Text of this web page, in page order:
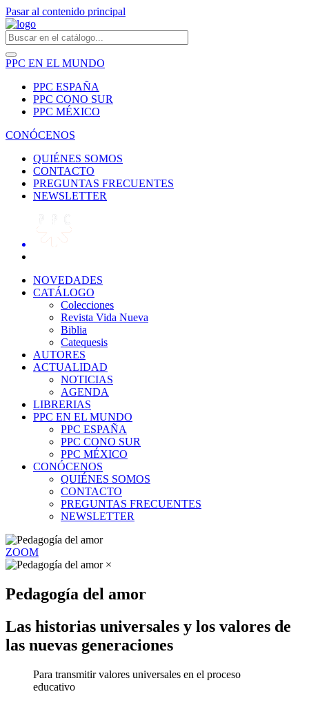
Pasar al contenido principal
PPC EN EL MUNDO
PPC ESPAÑA
PPC CONO SUR
PPC MÉXICO
CONÓCENOS
QUIÉNES SOMOS
CONTACTO
PREGUNTAS FRECUENTES
NEWSLETTER
NOVEDADES
CATÁLOGO
Colecciones
Revista Vida Nueva
Biblia
Catequesis
AUTORES
ACTUALIDAD
NOTICIAS
AGENDA
LIBRERIAS
PPC EN EL MUNDO
PPC ESPAÑA
PPC CONO SUR
PPC MÉXICO
CONÓCENOS
QUIÉNES SOMOS
CONTACTO
PREGUNTAS FRECUENTES
NEWSLETTER
ZOOM
×
Pedagogía del amor
Las historias universales y los valores de
las nuevas generaciones
Para transmitir valores universales en el proceso
educativo